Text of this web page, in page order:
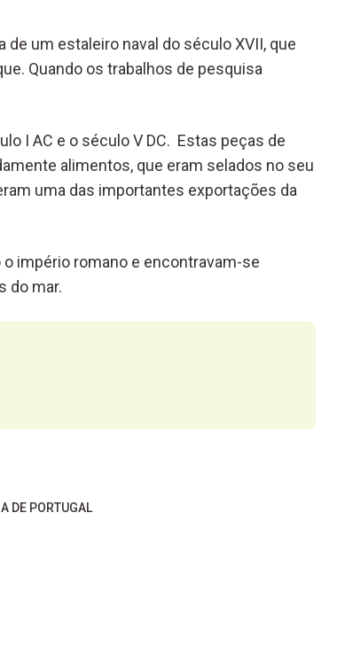
um estaleiro naval do século XVII, que
Quando os trabalhos de pesquisa
I AC e o século V DC. Estas peças de
alimentos, que eram selados no seu
uma das importantes exportações da
império romano e encontravam-se
do mar.
DE PORTUGAL